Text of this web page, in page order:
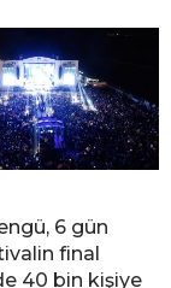
6 gün
final
40 bin kişiye